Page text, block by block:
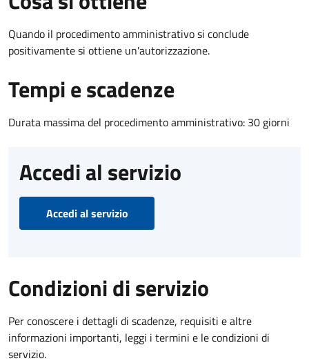
Quando il procedimento amministrativo si conclude
positivamente si ottiene un'autorizzazione.
Tempi e scadenze
Durata massima del procedimento amministrativo: 30 giorni
Accedi al servizio
Accedi al servizio
Condizioni di servizio
Per conoscere i dettagli di scadenze, requisiti e altre
informazioni importanti, leggi i termini e le condizioni di
servizio.